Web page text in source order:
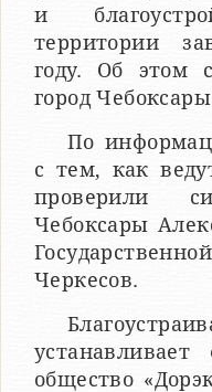
и
территории
году. Об этом
город
По
с тем, как
проверили
Чебоксары
Черкесов.
общество